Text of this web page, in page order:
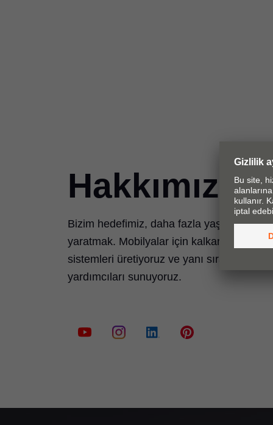
Hakkımızda
Bizim hedefimiz, daha fazla yaşam
yaratmak. Mobilyalar için kalkar kapak,
sistemleri üretiyoruz ve yanı sıra uygun
yardımcıları sunuyoruz.